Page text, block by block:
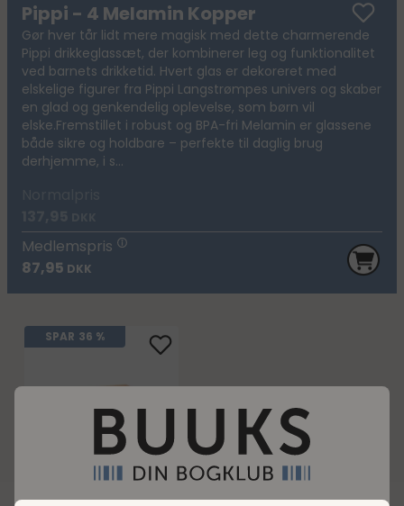
Pippi - 4 Melamin Kopper
Gør hver tår lidt mere magisk med dette charmerende
Pippi drikkeglassæt, der kombinerer leg og funktionalitet
ved barnets drikketid. Hvert glas er dekoreret med
elskelige figurer fra Pippi Langstrømpes univers og skaber
en glad og genkendelig oplevelse, som børn vil
elske.Fremstillet i robust og BPA-fri Melamin er glassene
både sikre og holdbare – perfekte til daglig brug
derhjemme, i s...
Medlemspris
87,95 DKK
SPAR 36 %
Pippi - 4 Melamin
137,95 DKK